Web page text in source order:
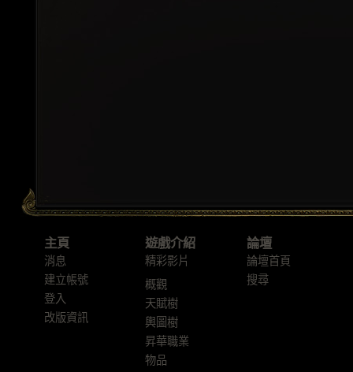
主頁
消息
建立帳號
登入
改版資訊
遊戲介紹
精彩影片
概觀
天賦樹
輿圖樹
昇華職業
物品
論壇
論壇首頁
搜尋